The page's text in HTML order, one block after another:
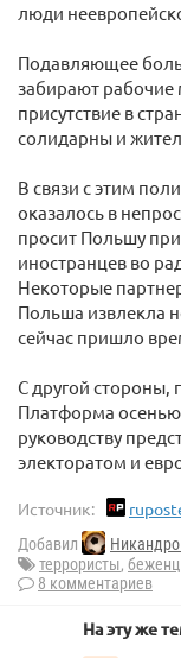
люди
Подавляющее
забирают рабочие
присутствие в
солидарны и
В связи с этим
оказалось в
просит Польшу
иностранцев во
Некоторые
Польша извлекла
сейчас пришло
С другой стороны,
Платформа
руководству
электоратом и
Источник:
Добавил
террористы,
8 комментариев
На эту же